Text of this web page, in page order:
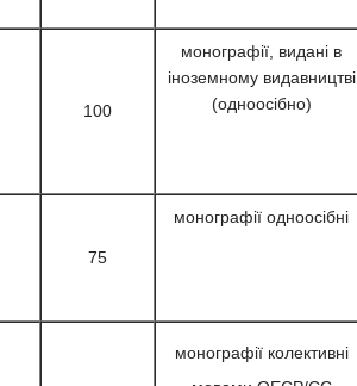
100
монографії, видані в
іноземному видавництві
(одноосібно)
75
монографії одноосібні
монографії колективні